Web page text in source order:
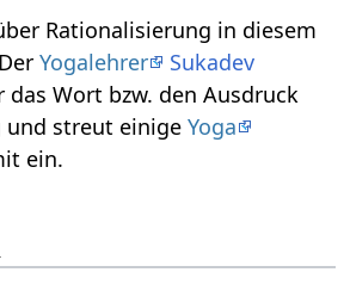
in diesem
Yogalehrer
Sukadev
Wort bzw. den Ausdruck
Rationalisierung‏‎ und streut einigeYoga
ein.